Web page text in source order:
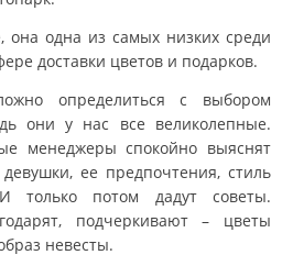
она одна из самых низких среди
доставки цветов и подарков.
определиться с выбором
они у нас все великолепные.
менеджеры спокойно выяснят
ее предпочтения, стиль
только потом дадут советы.
подчеркивают – цветы
невесты.